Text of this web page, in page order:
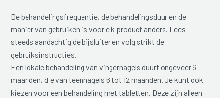
De behandelingsfrequentie, de behandelingsduur en de
manier van gebruiken is voor elk product anders. Lees
steeds aandachtig de bijsluiter en volg strikt de
gebruiksinstructies.
Een lokale behandeling van vingernagels duurt ongeveer 6
maanden, die van teennagels 6 tot 12 maanden. Je kunt ook
kiezen voor een behandeling met tabletten. Deze zijn alleen